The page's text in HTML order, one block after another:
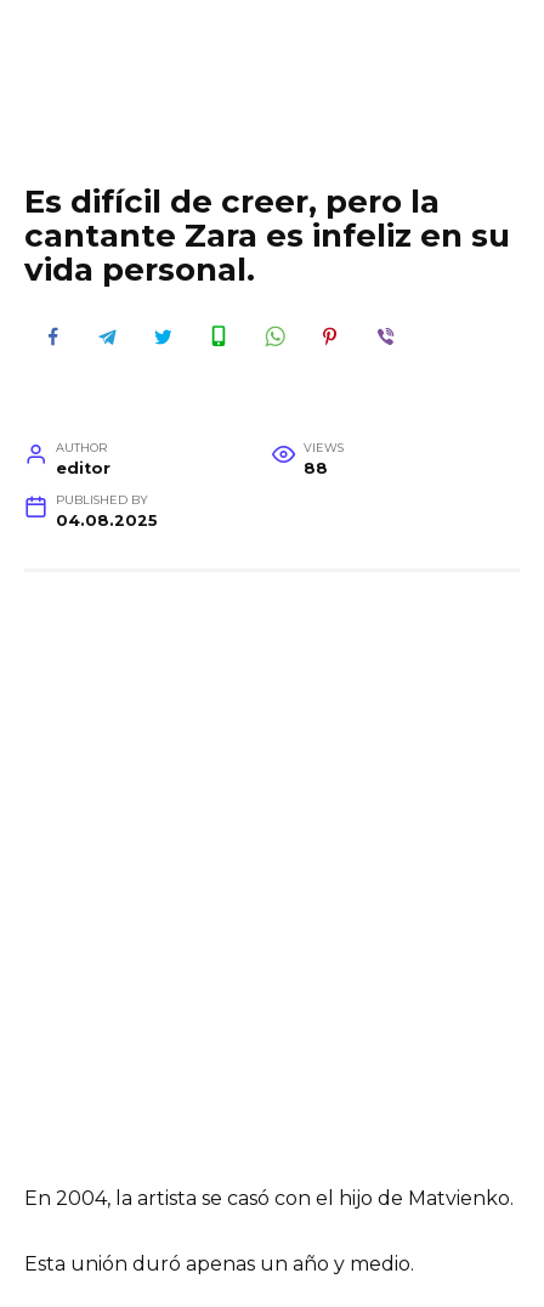
Es difícil de creer, pero la
cantante Zara es infeliz en su
vida personal.
AUTHOR
editor
VIEWS
88
PUBLISHED BY
04.08.2025
En 2004, la artista se casó con el hijo de Matvienko.
Esta unión duró apenas un año y medio.